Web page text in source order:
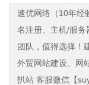
速优网络（10年经
名注册、主机/服务
团队，值得选择！
外贸网站建设、网
扒站 客服微信【